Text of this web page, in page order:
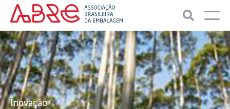
Inovação